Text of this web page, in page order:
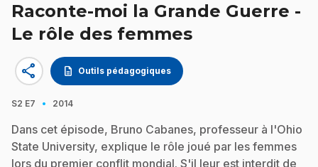
Raconte-moi la Grande Guerre -
Le rôle des femmes
description Outils pédagogiques
share
S2 E7 · 2014
Dans cet épisode, Bruno Cabanes, professeur à l'Ohio
State University, explique le rôle joué par les femmes
lors du premier conflit mondial. S'il leur est interdit de